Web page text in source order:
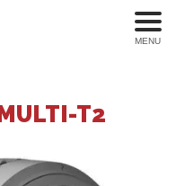
MENU
T2